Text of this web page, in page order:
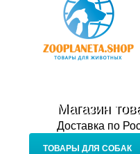
Магазин
Доставка по
ТОВАРЫ ДЛЯ СОБАК